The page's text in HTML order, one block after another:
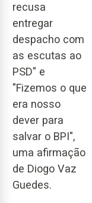
recusa
entregar
despacho com
as escutas ao
PSD" e
"Fizemos o que
era nosso
dever para
salvar o BPI",
uma afirmação
de Diogo Vaz
Guedes.